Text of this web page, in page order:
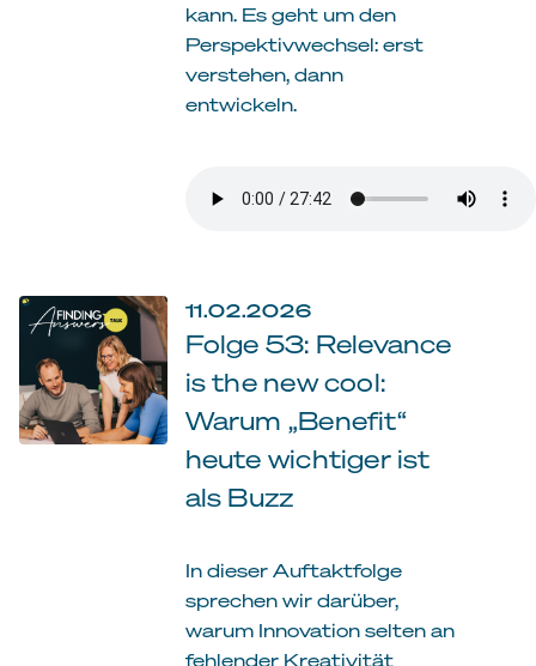
kann. Es geht um den
Perspektivwechsel: erst
verstehen, dann
entwickeln.
11.02.2026
Folge 53: Relevance
is the new cool:
Warum „Benefit“
heute wichtiger ist
als Buzz
In dieser Auftaktfolge
sprechen wir darüber,
warum Innovation selten an
fehlender Kreativität